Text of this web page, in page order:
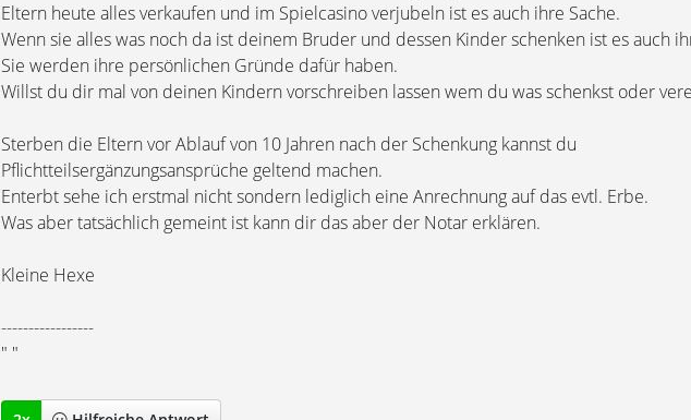
Eltern heute alles verkaufen und im Spielcasino verjubeln ist es auch ihre Sache.
Wenn sie alles was noch da ist deinem Bruder und dessen Kinder schenken ist es auch
Sie werden ihre persönlichen Gründe dafür haben.
Willst du dir mal von deinen Kindern vorschreiben lassen wem du was schenkst oder
Sterben die Eltern vor Ablauf von 10 Jahren nach der Schenkung kannst du
Pflichtteilsergänzungsansprüche geltend machen.
Enterbt sehe ich erstmal nicht sondern lediglich eine Anrechnung auf das evtl. Erbe.
Was aber tatsächlich gemeint ist kann dir das aber der Notar erklären.
Kleine Hexe
-----------------
" "